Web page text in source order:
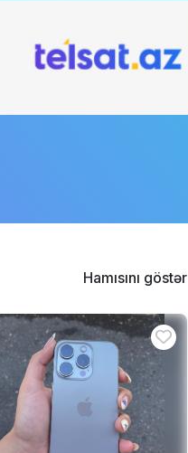
Hamısını göstər